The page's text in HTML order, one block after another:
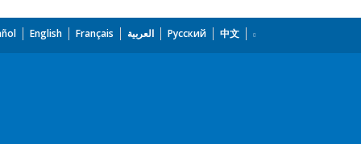
English Français العربية Русский 中文